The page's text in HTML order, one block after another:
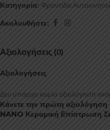
Κατηγορία: Φροντίδα
Ακολουθήστε:
Αξιολογήσεις (0)
Αξιολογήσεις
Δεν υπάρχει καμία αξιολόγηση
Κάνετε την πρώτη
NANO Κεραμική Επίστρωση